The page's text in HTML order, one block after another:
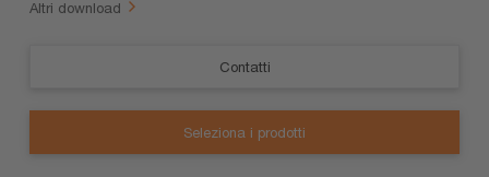
Altri download
Contatti
Seleziona i prodotti